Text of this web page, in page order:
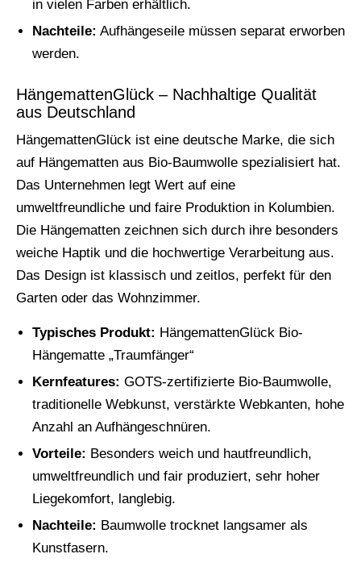
in vielen Farben erhältlich.
Nachteile: Aufhängeseile müssen separat erworben
werden.
HängemattenGlück – Nachhaltige Qualität
aus Deutschland
HängemattenGlück ist eine deutsche Marke, die sich
auf Hängematten aus Bio-Baumwolle spezialisiert hat.
Das Unternehmen legt Wert auf eine
umweltfreundliche und faire Produktion in Kolumbien.
Die Hängematten zeichnen sich durch ihre besonders
weiche Haptik und die hochwertige Verarbeitung aus.
Das Design ist klassisch und zeitlos, perfekt für den
Garten oder das Wohnzimmer.
Typisches Produkt: HängemattenGlück Bio-
Hängematte „Traumfänger“
Kernfeatures: GOTS-zertifizierte Bio-Baumwolle,
traditionelle Webkunst, verstärkte Webkanten, hohe
Anzahl an Aufhängeschnüren.
Vorteile: Besonders weich und hautfreundlich,
umweltfreundlich und fair produziert, sehr hoher
Liegekomfort, langlebig.
Nachteile: Baumwolle trocknet langsamer als
Kunstfasern.